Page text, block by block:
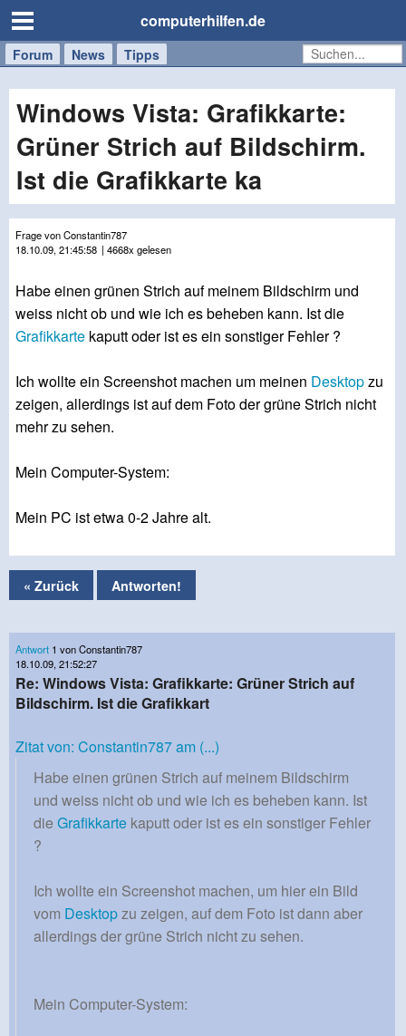
computerhilfen.de
Forum News Tipps
Handy
Tablet
Windows
Mac
Windows Vista: Grafikkarte:
Grüner Strich auf Bildschirm.
Ist die Grafikkarte ka
Frage von Constantin787
18.10.09, 21:45:58 | 4668x gelesen
Habe einen grünen Strich auf meinem Bildschirm und
weiss nicht ob und wie ich es beheben kann. Ist die
Grafikkarte kaputt oder ist es ein sonstiger Fehler ?
Ich wollte ein Screenshot machen um meinen Desktopzu
zeigen, allerdings ist auf dem Foto der grüne Strich nicht
mehr zu sehen.
Mein Computer-System:
Mein PC ist etwa 0-2 Jahre alt.
« Zurück Antworten!
Antwort 1 von Constantin787
18.10.09, 21:52:27
Re: Windows Vista: Grafikkarte: Grüner Strich auf
Bildschirm. Ist die Grafikkart
Zitat von: Constantin787 am (...)
Habe einen grünen Strich auf meinem Bildschirm
und weiss nicht ob und wie ich es beheben kann. Ist
die Grafikkarte kaputt oder ist es ein sonstiger Fehler
?
Ich wollte ein Screenshot machen, um hier ein Bild
vom Desktopzu zeigen, auf dem Foto ist dann aber
allerdings der grüne Strich nicht zu sehen.
Mein Computer-System: